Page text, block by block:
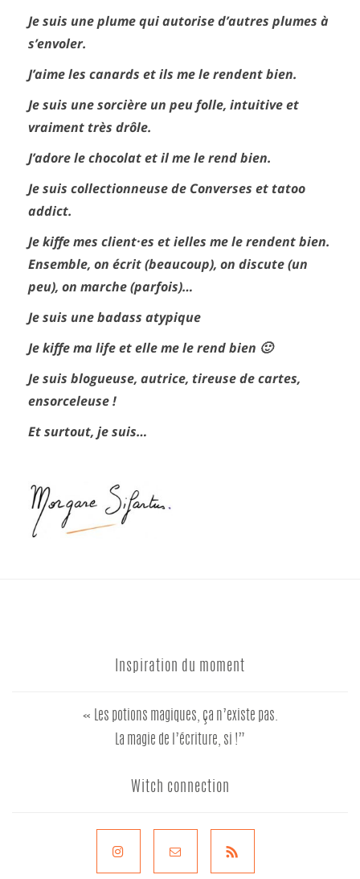
Je suis une plume qui autorise d’autres plumes à
s’envoler.
J’aime les canards et ils me le rendent bien.
Je suis une sorcière un peu folle, intuitive et
vraiment très drôle.
J’adore le chocolat et il me le rend bien.
Je suis collectionneuse de Converses et tatoo
addict.
Je kiffe mes client·es et ielles me le rendent bien.
Ensemble, on écrit (beaucoup), on discute (un
peu), on marche (parfois)…
Je suis une badass atypique
Je kiffe ma life et elle me le rend bien 🙂
Je suis blogueuse, autrice, tireuse de cartes,
ensorceleuse !
Et surtout, je suis…
Inspiration du moment
« Les potions magiques, ça n’existe pas.
La magie de l’écriture, si !”
Witch connection